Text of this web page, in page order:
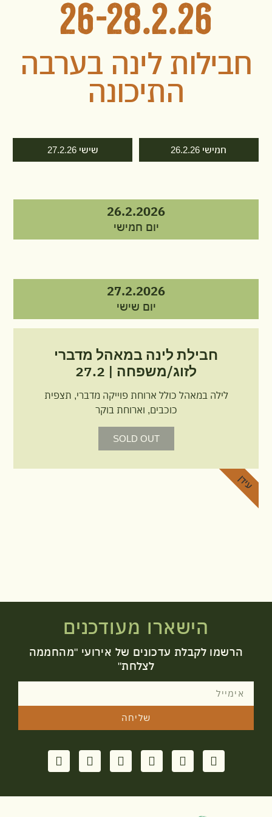
26-28.2.26
חבילות לינה בערבה
התיכונה
חמישי 26.2.26 שישי 27.2.26
26.2.2026
יום חמישי
27.2.2026
יום שישי
חבילת לינה במאהל מדברי
לזוג/משפחה | 27.2
לילה במאהל כולל ארוחת פוייקה מדברי, תצפית
כוכבים, וארוחת בוקר
SOLD OUT
עידן
הישארו מעודכנים
הרשמו לקבלת עדכונים של אירועי "מהחממה
לצלחת"
שליחה